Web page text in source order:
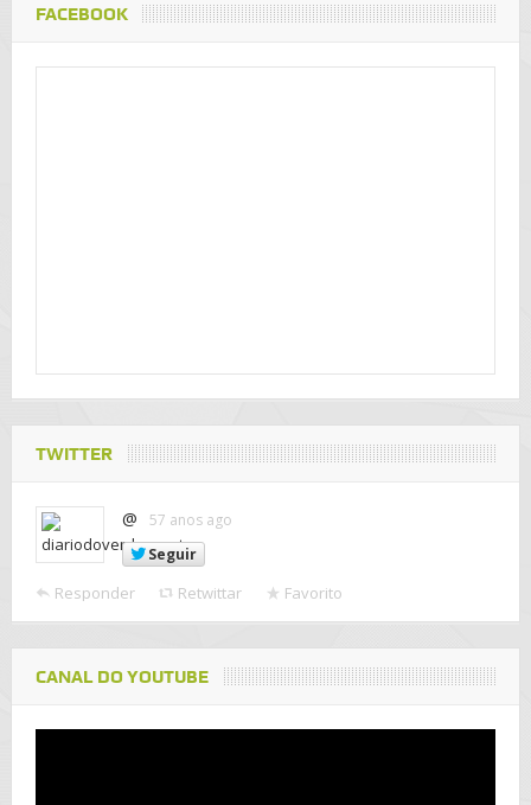
FACEBOOK
TWITTER
@
57 anos ago
Seguir
Responder Retwittar Favorito
CANAL DO YOUTUBE